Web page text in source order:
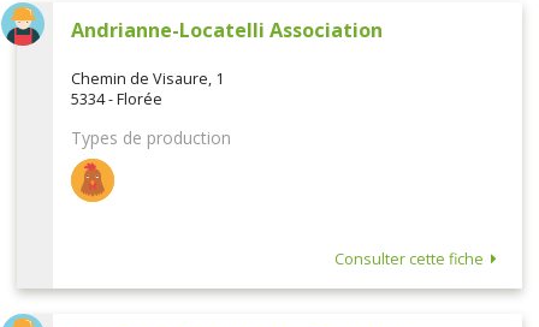
Andrianne-Locatelli Association
Chemin de Visaure, 1
5334 - Florée
Types de production
Consulter cette fiche